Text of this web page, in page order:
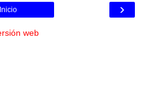
›
Inicio
web